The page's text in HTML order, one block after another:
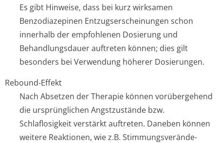
Es gibt Hinweise, dass bei kurz wirksamen
Benzodiazepinen Entzugsersche­inungen schon
innerhalb der empfohlenen Dosierung und
Behandlungsdauer auftreten können; dies gilt
besonders bei Verwendung höherer Dosierungen.
Rebound-Effekt
Nach Absetzen der Therapie können vorübergehend
die ursprünglichen Angstzustände bzw.
Schlaflosigkeit verstärkt auftreten. Daneben können
weitere Reaktionen, wie z.B. Stimmungsverände­